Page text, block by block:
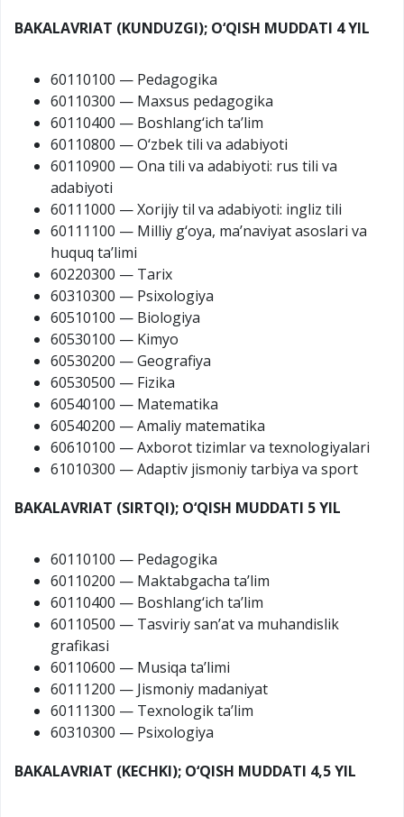
BAKALAVRIAT (KUNDUZGI); O‘QISH MUDDATI 4 YIL
60110100 — Pedagogika
60110300 — Maxsus pedagogika
60110400 — Boshlang‘ich ta’lim
60110800 — O‘zbek tili va adabiyoti
60110900 — Ona tili va adabiyoti: rus tili va
adabiyoti
60111000 — Xorijiy til va adabiyoti: ingliz tili
60111100 — Milliy g‘oya, ma’naviyat asoslari va
huquq ta’limi
60220300 — Tarix
60310300 — Psixologiya
60510100 — Biologiya
60530100 — Kimyo
60530200 — Geografiya
60530500 — Fizika
60540100 — Matematika
60540200 — Amaliy matematika
60610100 — Axborot tizimlar va texnologiyalari
61010300 — Adaptiv jismoniy tarbiya va sport
BAKALAVRIAT (SIRTQI); O‘QISH MUDDATI 5 YIL
60110100 — Pedagogika
60110200 — Maktabgacha ta’lim
60110400 — Boshlang‘ich ta’lim
60110500 — Tasviriy san’at va muhandislik
grafikasi
60110600 — Musiqa ta’limi
60111200 — Jismoniy madaniyat
60111300 — Texnologik ta’lim
60310300 — Psixologiya
BAKALAVRIAT (KECHKI); O‘QISH MUDDATI 4,5 YIL